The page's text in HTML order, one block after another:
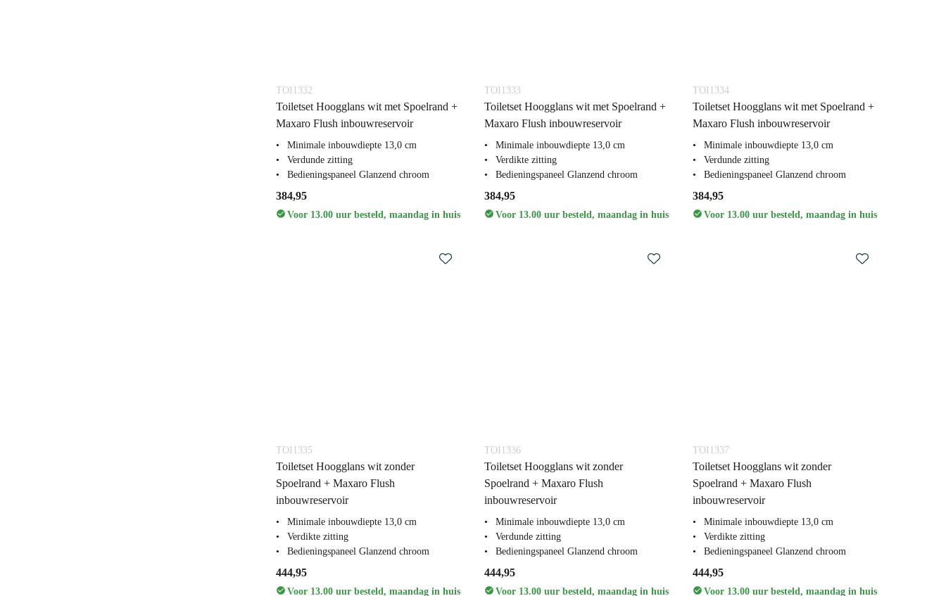
TOI1332
Toiletset Hoogglans wit met Spoelrand +
Maxaro Flush inbouwreservoir
Minimale inbouwdiepte 13,0 cm
Verdunde zitting
Bedieningspaneel Glanzend chroom
384,95
Voor 13.00 uur besteld, maandag in huis
TOI1333
Toiletset Hoogglans wit met Spoelrand +
Maxaro Flush inbouwreservoir
Minimale inbouwdiepte 13,0 cm
Verdikte zitting
Bedieningspaneel Glanzend chroom
384,95
Voor 13.00 uur besteld, maandag in huis
TOI1334
Toiletset Hoogglans wit met Spoelrand +
Maxaro Flush inbouwreservoir
Minimale inbouwdiepte 13,0 cm
Verdunde zitting
Bedieningspaneel Glanzend chroom
384,95
Voor 13.00 uur besteld, maandag in huis
TOI1335
Toiletset Hoogglans wit zonder
Spoelrand + Maxaro Flush
inbouwreservoir
Minimale inbouwdiepte 13,0 cm
Verdikte zitting
Bedieningspaneel Glanzend chroom
444,95
Voor 13.00 uur besteld, maandag in huis
TOI1336
Toiletset Hoogglans wit zonder
Spoelrand + Maxaro Flush
inbouwreservoir
Minimale inbouwdiepte 13,0 cm
Verdunde zitting
Bedieningspaneel Glanzend chroom
444,95
Voor 13.00 uur besteld, maandag in huis
TOI1337
Toiletset Hoogglans wit zonder
Spoelrand + Maxaro Flush
inbouwreservoir
Minimale inbouwdiepte 13,0 cm
Verdikte zitting
Bedieningspaneel Glanzend chroom
444,95
Voor 13.00 uur besteld, maandag in huis